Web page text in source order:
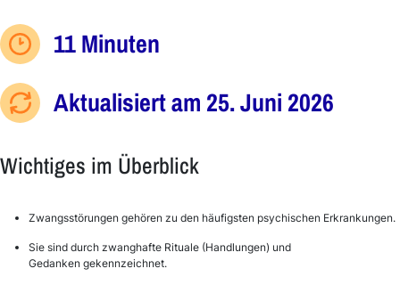
11 Minuten
Aktualisiert am 25. Juni 2026
Wichtiges im Überblick
Zwangsstörungen gehören zu den häufigsten psychischen Erkrankungen.
Sie sind durch zwanghafte Rituale (Handlungen) und
Gedanken gekennzeichnet.